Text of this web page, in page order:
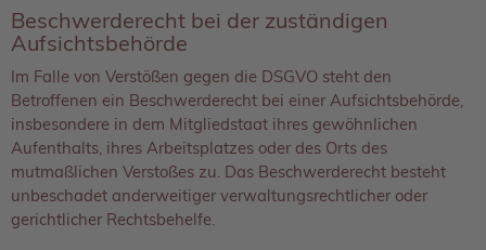
Beschwerde­recht bei der zuständigen
Aufsichts­behörde
Im Falle von Verstößen gegen die DSGVO steht den
Betroffenen ein Beschwerderecht bei einer Aufsichtsbehörde,
insbesondere in dem Mitgliedstaat ihres gewöhnlichen
Aufenthalts, ihres Arbeitsplatzes oder des Orts des
mutmaßlichen Verstoßes zu. Das Beschwerderecht besteht
unbeschadet anderweitiger verwaltungsrechtlicher oder
gerichtlicher Rechtsbehelfe.